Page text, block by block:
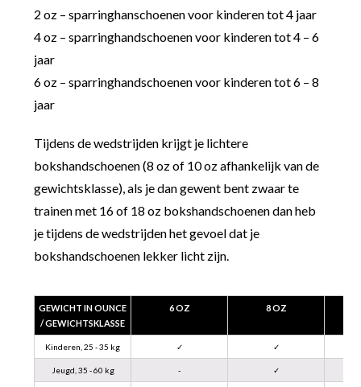
2 oz – sparringhanschoenen voor kinderen tot 4 jaar
4 oz – sparringhandschoenen voor kinderen tot 4 – 6
jaar
6 oz – sparringhandschoenen voor kinderen tot 6 – 8
jaar
Tijdens de wedstrijden krijgt je lichtere
bokshandschoenen (8 oz of 10 oz afhankelijk van de
gewichtsklasse), als je dan gewent bent zwaar te
trainen met 16 of 18 oz bokshandschoenen dan heb
je tijdens de wedstrijden het gevoel dat je
bokshandschoenen lekker licht zijn.
GEWICHT IN OUNCE
/ GEWICHTSKLASSE
6 OZ 8 OZ
Kinderen, 25 - 35 kg ✓ ✓
Jeugd, 35 - 60 kg - ✓